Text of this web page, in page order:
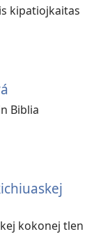
kipatiojkaitas
Biblia
kokonej tlen